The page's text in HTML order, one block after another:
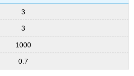
3
3
1000
0.7